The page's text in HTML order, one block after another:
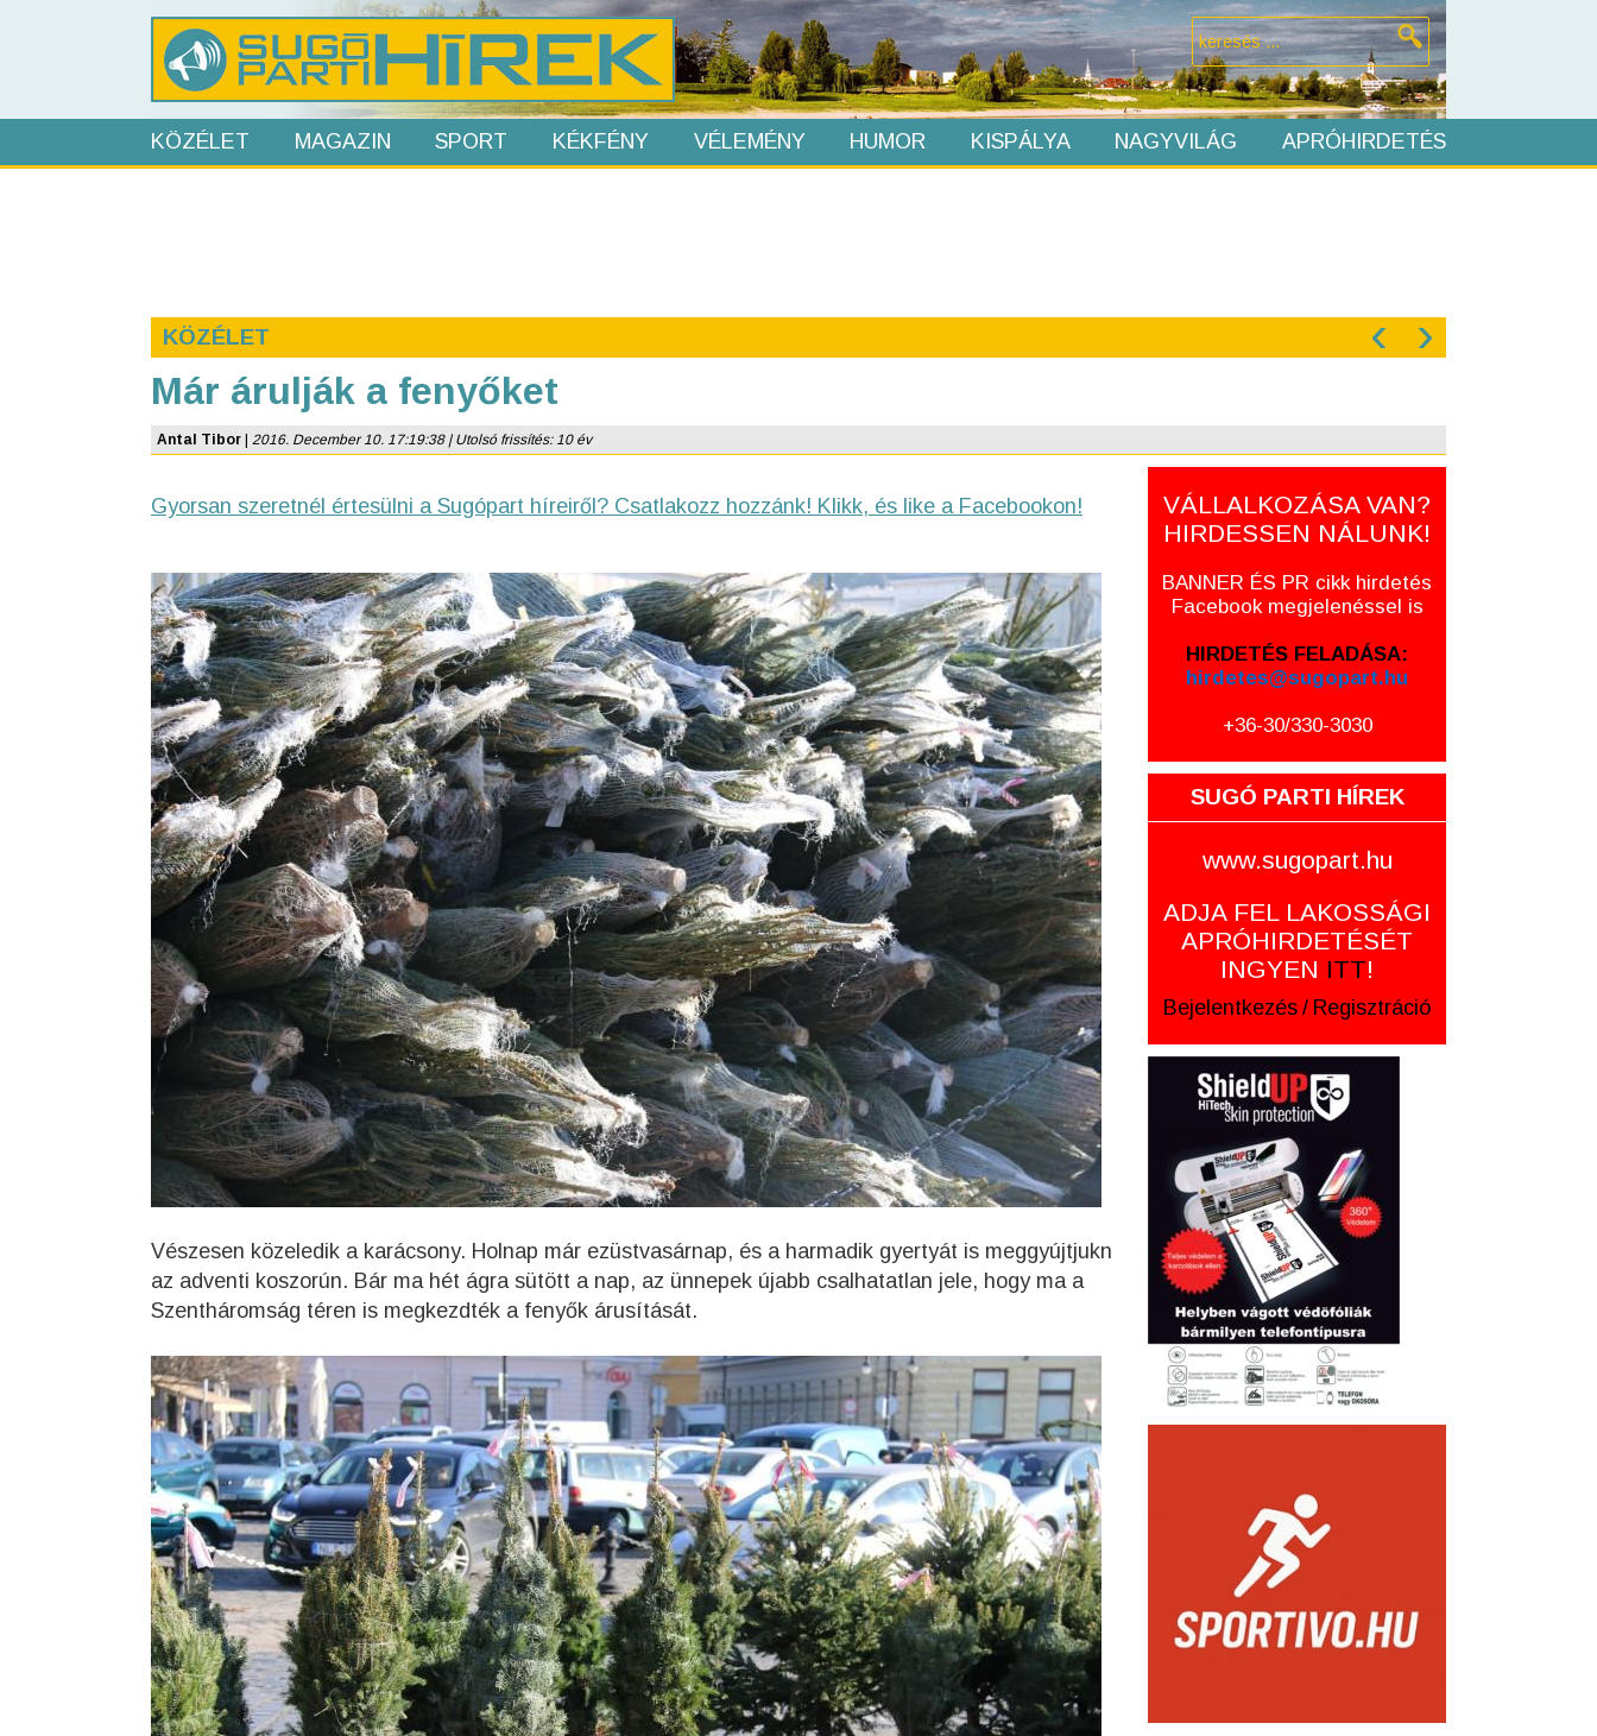
KÖZÉLET MAGAZIN SPORT KÉKFÉNY VÉLEMÉNY HUMOR KISPÁLYA NAGYVILÁG APRÓHIRDETÉS
KÖZÉLET ‹ ›
Már árulják a fenyőket
Antal Tibor 2016. December 10. 17:19:38 | Utolsó frissítés: 10 év
Gyorsan szeretnél értesülni a Sugópart híreiről? Csatlakozz hozzánk! Klikk, és like a Facebookon!
Vészesen közeledik a karácsony. Holnap már ezüstvasárnap, és a harmadik gyertyát is meggyújtjukn
az adventi koszorún. Bár ma hét ágra sütött a nap, az ünnepek újabb csalhatatlan jele, hogy ma a
Szentháromság téren is megkezdték a fenyők árusítását.
VÁLLALKOZÁSA VAN?
HIRDESSEN NÁLUNK!
BANNER ÉS PR cikk hirdetés
Facebook megjelenéssel is
HIRDETÉS FELADÁSA:
hirdetes@sugopart.hu
+36-30/330-3030
SUGÓ PARTI HÍREK
www.sugopart.hu
ADJA FEL LAKOSSÁGI
APRÓHIRDETÉSÉT
INGYEN ITT!
Bejelentkezés / Regisztráció